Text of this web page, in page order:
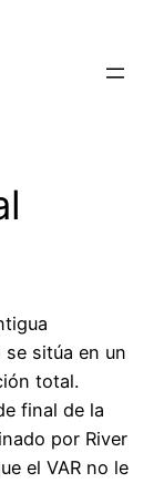
se sitúa en un
total.
final de la
por River
el VAR no le